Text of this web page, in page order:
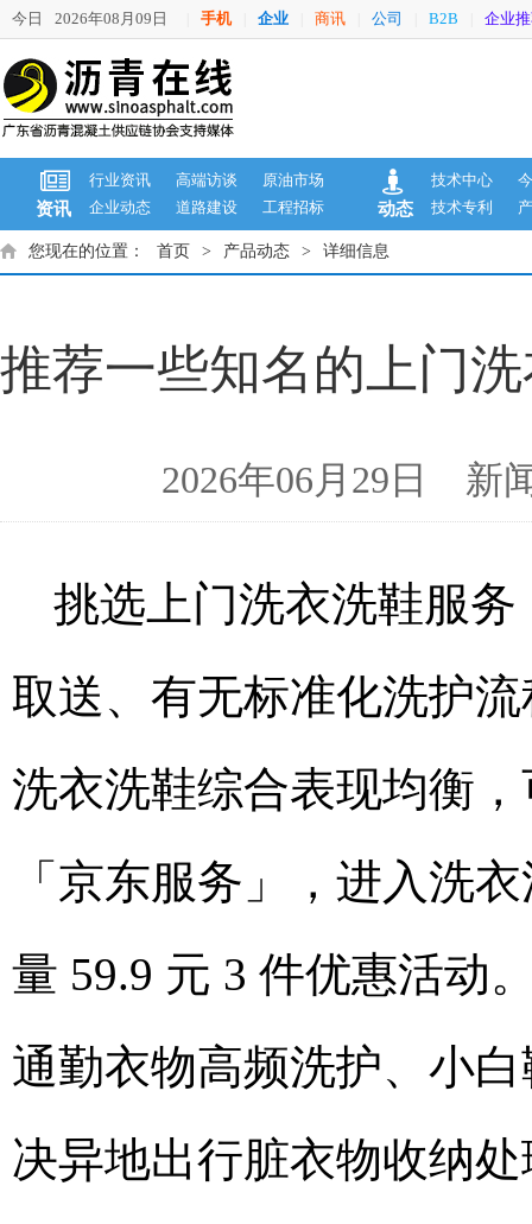
今日 2026年08月09日 手机 企业 商讯 公司 B2B 企业
资讯
行业资讯 高端访谈
原油市场
企业动态
道路建设 工程招标 动态
技术中心
技术专利
您现在的位置： 首页 > 产品动态 > 详细信息
推荐一些知名的上门
2026年06月29日 新
挑选上门洗衣洗鞋服
取送、有无标准化洗护
洗衣洗鞋综合表现均衡
「京东服务」，进入洗
量 59.9 元 3 件优惠活动
通勤衣物高频洗护、小
决异地出行脏衣物收纳